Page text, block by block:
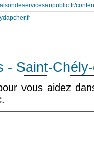
- Saint-
vous aidez